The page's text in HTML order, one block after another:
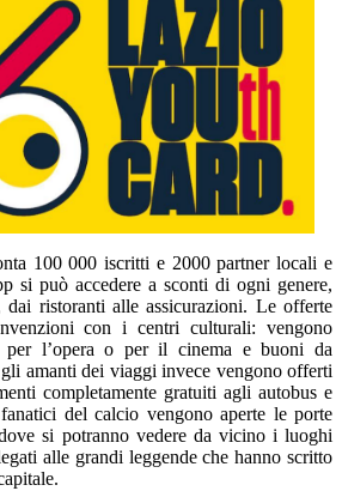
100 000 iscritti e 2000 partner locali e
si può accedere a sconti di ogni genere,
ristoranti alle assicurazioni. Le offerte
con i centri culturali: vengono
per l’opera o per il cinema e buoni da
amanti dei viaggi invece vengono offerti
completamente gratuiti agli autobus e
del calcio vengono aperte le porte
si potranno vedere da vicino i luoghi
alle grandi leggende che hanno scritto